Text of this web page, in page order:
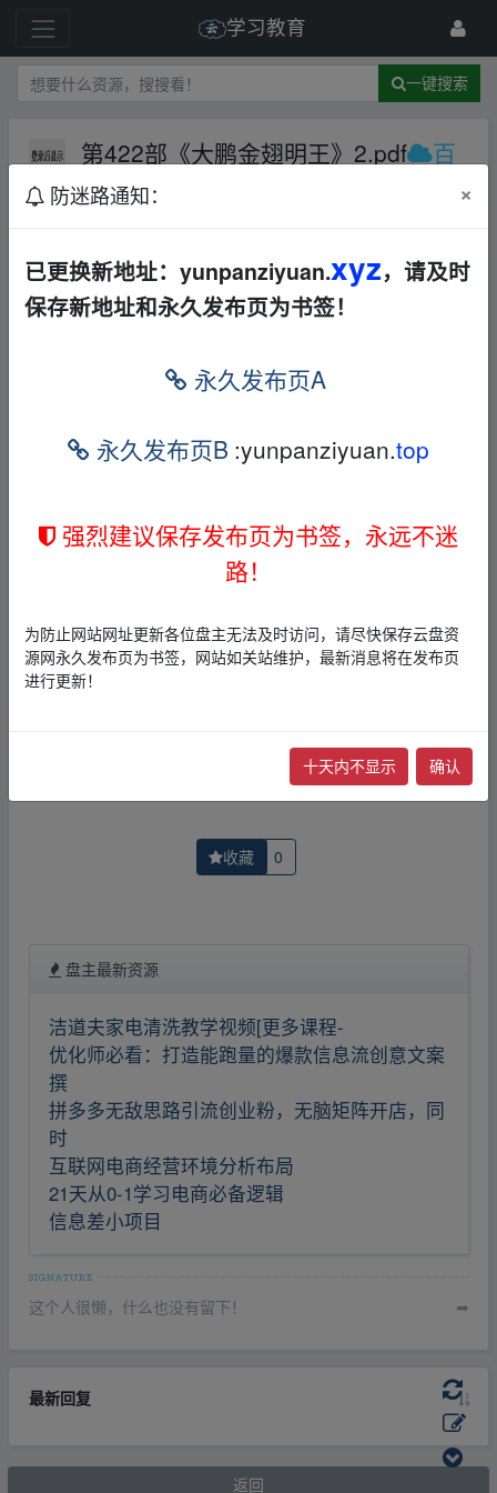
学习教育
一键搜索
第422部《大鹏金翅明王》2.pdf
百
度网盘
第422部《大鹏金翅明王》2.pdf
本帖含有隐藏内容，请您 回复 后查看
1，本站所有内容均为站内网盘爱好者分享发布的网盘链接
者文责自负。
3，本文内所有链接指向的云盘网盘资源，其版权归版权方
所有！其实际管理权为帖子发布者所有，本站无法操作相
版权投诉进行投诉，我们将在确认本文链接指向的资源存
在侵权后，立即删除相关介绍帖子！
收藏 0
盘主最新资源
洁道夫家电清洗教学视频[更多课程-
优化师必看：打造能跑量的爆款信息流创意文案
撰
拼多多无敌思路引流创业粉，无脑矩阵开店，同
时
互联网电商经营环境分析布局
21天从0-1学习电商必备逻辑
信息差小项目
这个人很懒，什么也没有留下！ ➦
最新回复
返回
防迷路通知： ×
已更换新地址：yunpanziyuan.xyz，请及时
保存新地址和永久发布页为书签！
永久发布页A
永久发布页B :yunpanziyuan.top
强烈建议保存发布页为书签，永远不迷
路！
为防止网站网址更新各位盘主无法及时访问，请尽快保存云盘资
源网永久发布页为书签，网站如关站维护，最新消息将在发布页
进行更新！
十天内不显示 确认